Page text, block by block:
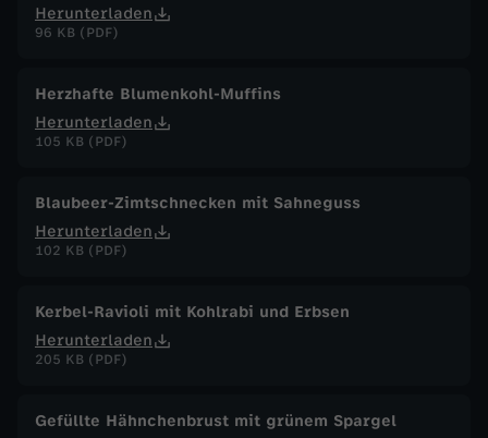
Herunterladen
96 KB (PDF)
Herzhafte Blumenkohl-Muffins
Herunterladen
105 KB (PDF)
Blaubeer-Zimtschnecken mit Sahneguss
Herunterladen
102 KB (PDF)
Kerbel-Ravioli mit Kohlrabi und Erbsen
Herunterladen
205 KB (PDF)
Gefüllte Hähnchenbrust mit grünem Spargel